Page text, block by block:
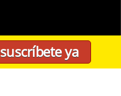
suscríbete ya